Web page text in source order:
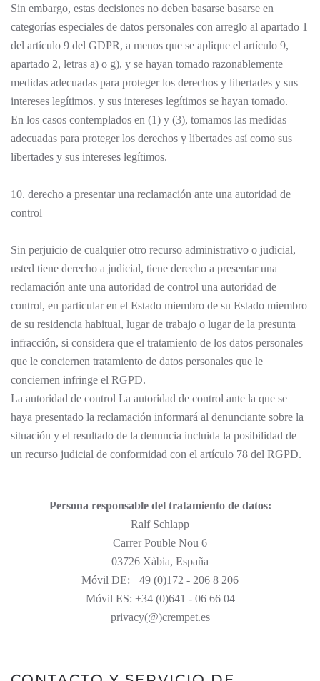
Sin embargo, estas decisiones no deben basarse basarse en
categorías especiales de datos personales con arreglo al apartado 1
del artículo 9 del GDPR, a menos que se aplique el artículo 9,
apartado 2, letras a) o g), y se hayan tomado razonablemente
medidas adecuadas para proteger los derechos y libertades y sus
intereses legítimos. y sus intereses legítimos se hayan tomado.
En los casos contemplados en (1) y (3), tomamos las medidas
adecuadas para proteger los derechos y libertades así como sus
libertades y sus intereses legítimos.
10. derecho a presentar una reclamación ante una autoridad de
control
Sin perjuicio de cualquier otro recurso administrativo o judicial,
usted tiene derecho a judicial, tiene derecho a presentar una
reclamación ante una autoridad de control una autoridad de
control, en particular en el Estado miembro de su Estado miembro
de su residencia habitual, lugar de trabajo o lugar de la presunta
infracción, si considera que el tratamiento de los datos personales
que le conciernen tratamiento de datos personales que le
conciernen infringe el RGPD.
La autoridad de control La autoridad de control ante la que se
haya presentado la reclamación informará al denunciante sobre la
situación y el resultado de la denuncia incluida la posibilidad de
un recurso judicial de conformidad con el artículo 78 del RGPD.
Persona responsable del tratamiento de datos:
Ralf Schlapp
Carrer Pouble Nou 6
03726 Xàbia, España
Móvil DE: +49 (0)172 - 206 8 206
Móvil ES: +34 (0)641 - 06 66 04
privacy(@)crempet.es